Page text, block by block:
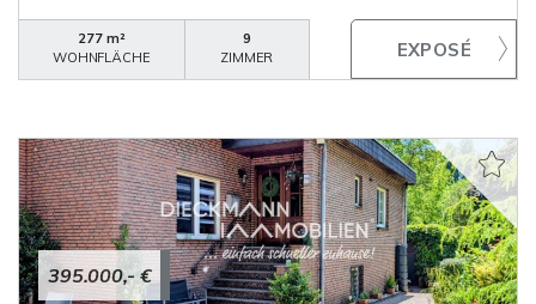
277 m²
WOHNFLÄCHE
9
ZIMMER
395.000,- €